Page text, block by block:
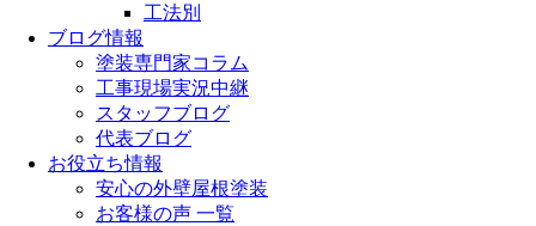
工法別
ブログ情報
塗装専門家コラム
工事現場実況中継
スタッフブログ
代表ブログ
お役立ち情報
安心の外壁屋根塗装
お客様の声 一覧